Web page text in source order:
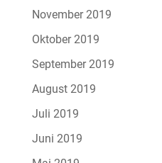
November 2019
Oktober 2019
September 2019
August 2019
Juli 2019
Juni 2019